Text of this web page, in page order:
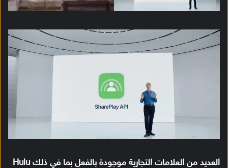
العديد من العلامات التجارية موجودة بالفعل بما في ذلك Hulu